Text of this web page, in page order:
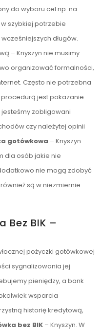
do wyboru cel np. na
szybkiej potrzebie
długów.
– Knyszyn nie musimy
organizować formalności,
Często nie potrzebna
jest pokazanie
zobligowani
czy należytej opinii
gotówkowa – Knyszyn
dla osób jakie nie
nie mogą zdobyć
są w niezmiernie
Bez BIK –
pożyczki gotówkowej
sygnalizowania jej
pieniędzy, a bank
wsparcia
historię kredytową,
bez BIK – Knyszyn. W